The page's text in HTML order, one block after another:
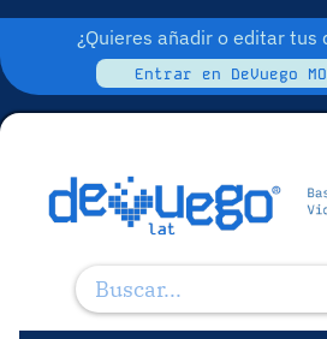
¿Quieres añadir o editar tus
Entrar en DeVuego